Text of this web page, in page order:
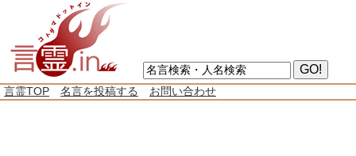
言霊TOP 名言を投稿する お問い合わせ